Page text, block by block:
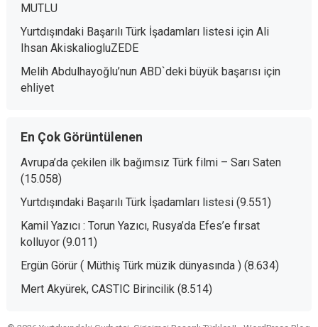
MUTLU
Yurtdışındaki Başarılı Türk İşadamları listesiiçin Ali
Ihsan AkiskaliogluZEDE
Melih Abdulhayoğlu’nun ABD`deki büyük başarısıiçin
ehliyet
En Çok Görüntülenen
Avrupa’da çekilen ilk bağımsız Türk filmi – Sarı Saten
(15.058)
Yurtdışındaki Başarılı Türk İşadamları listesi (9.551)
Kamil Yazıcı : Torun Yazıcı, Rusya’da Efes’e fırsat
kolluyor (9.011)
Ergün Görür ( Müthiş Türk müzik dünyasında ) (8.634)
Mert Akyürek, CASTIC Birincilik (8.514)